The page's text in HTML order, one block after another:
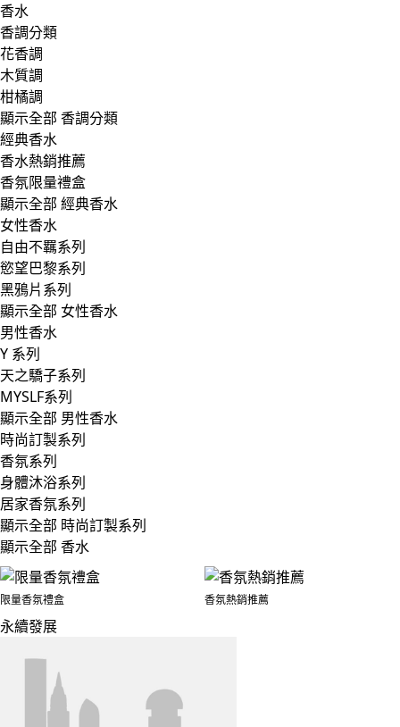
香水
香調分類
花香調
木質調
柑橘調
顯示全部 香調分類
經典香水
香水熱銷推薦
香氛限量禮盒
顯示全部 經典香水
女性香水
自由不羈系列
慾望巴黎系列
黑鴉片系列
顯示全部 女性香水
男性香水
Y 系列
天之驕子系列
MYSLF系列
顯示全部 男性香水
時尚訂製系列
香氛系列
身體沐浴系列
居家香氛系列
顯示全部 時尚訂製系列
顯示全部 香水
限量香氛禮盒 香氛熱銷推薦
永續發展